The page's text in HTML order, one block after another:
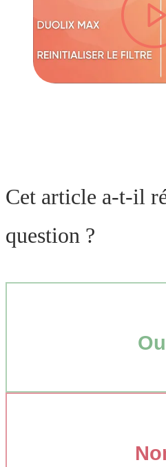
Cet article a-t-il
question ?